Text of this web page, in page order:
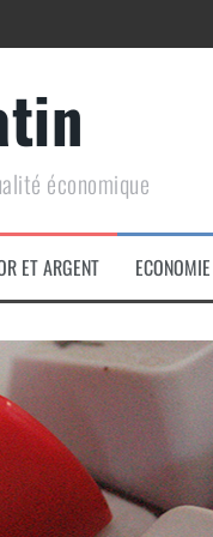
de conquête
économique
ET ARGENT ECONOMIE